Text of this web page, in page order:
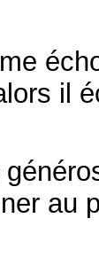
il
au